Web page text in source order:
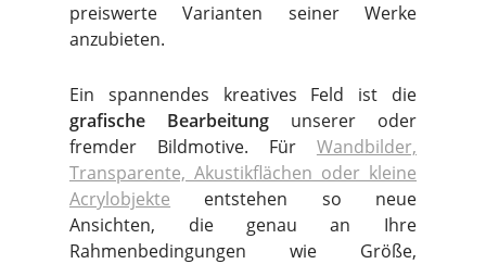
preiswerte Varianten seiner Werke
anzubieten.
Ein spannendes kreatives Feld ist die
grafische Bearbeitung unserer oder
fremder Bildmotive. Für Wandbilder,
Transparente, Akustikflächen oder kleine
Acrylobjekte entstehen so neue
Ansichten, die genau an Ihre
Rahmenbedingungen wie Größe,